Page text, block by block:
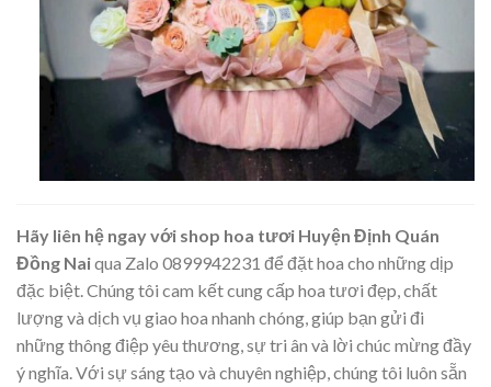
Hãy liên hệ ngay với shop hoa tươi Huyện Định Quán
Đồng Naiqua Zalo 0899942231 để đặt hoa cho những dịp
đặc biệt. Chúng tôi cam kết cung cấp hoa tươi đẹp, chất
lượng và dịch vụ giao hoa nhanh chóng, giúp bạn gửi đi
những thông điệp yêu thương, sự tri ân và lời chúc mừng đầy
ý nghĩa. Với sự sáng tạo và chuyên nghiệp, chúng tôi luôn sẵn